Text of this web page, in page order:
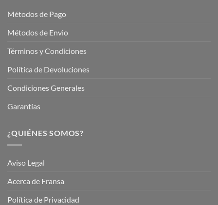
Métodos de Pago
Métodos de Envio
Términos y Condiciones
Política de Devoluciones
Condiciones Generales
Garantías
¿QUIÉNES SOMOS?
Aviso Legal
Acerca de Fransa
Política de Privacidad